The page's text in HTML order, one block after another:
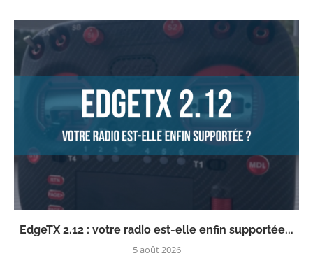
EdgeTX 2.12 : votre radio est-elle enfin supportée...
5 août 2026